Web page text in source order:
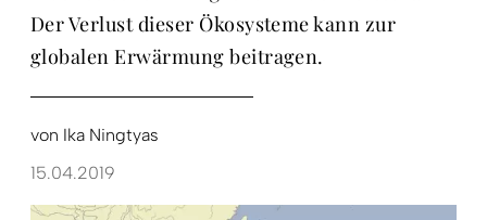
Der Verlust dieser Ökosysteme kann zur
globalen Erwärmung beitragen.
von Ika Ningtyas
15.04.2019